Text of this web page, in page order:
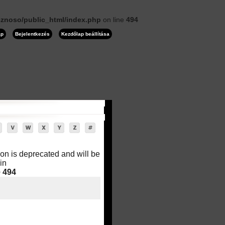
public_html/index.php on line 494
Bejelentkezés Kezdőlap beállítása
is deprecated and will be
494